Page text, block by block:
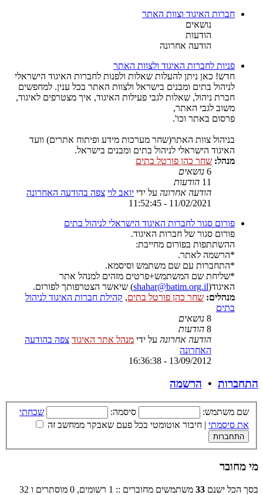
חברות האיגוד וצוות האתר
נושאים
הודעות
הודעה אחרונה
פניות לחברות האיגוד ולצוות האתר
חדש! כאן ניתן להעלות שאלות ולפנות לחברות האיגוד הישראלי
לניהול בתים ומבנים בישראל ולצוות האתר בכל ענין. למחפשים
חברת ניהול, שאלות לגבי פעילות האיגוד, איך מצטרפים לאיגוד,
משוב לגבי האתר,
פרסום באתר וכו'.
בניהול צוות האתר(שחר מערכות מידע ופיתוח אתרים) וועד
האיגוד הישראלי לניהול בתים ומבנים בישראל.
מנהל: שחר כהן פורטל בתים
6 נושאים
11 הודעות
הודעה אחרונה על ידי יואב לוי צפה בהודעה האחרונה
11/02/2021 - 11:52:45
פורום סגור לחברות האיגוד הישראלי לניהול בתים
פורום סגור של חברות האיגוד.
ההשתתפות בפורום מחייבת:
*הרשמה לאתר.
*התחברות עם שם משתמש וסיסמא.
*שליחת שם המשתמש+פרטים מזהים למנהל אתר
האיגוד(shahar@batim.org.il) שיאשר הצטרפותך לפורום.
מנהלים: שחר כהן פורטל בתים, קהילת חברות האיגוד לניהול
בתים
8 נושאים
8 הודעות
הודעה אחרונה על ידי מנהל אתר האיגוד צפה בהודעה
האחרונה
13/09/2012 - 16:36:38
התחברות • הרשמה
שם משתמש: סיסמה:
שכחתי
את סיסמתי | חיבור אוטומטי בכל פעם שאבקר ממחשב זה
מי מחובר
בסך הכל ישנם 33
משתמשים מחוברים :: 1 רשומים, 0 מוסתרים ו 32